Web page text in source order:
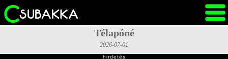
Télapóné
2026-07-01
hirdetés